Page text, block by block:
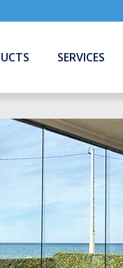
SERVICES